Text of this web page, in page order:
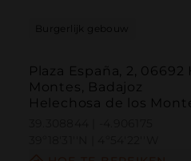
Burgerlijk gebouw
Plaza España, 2,
Montes, Badajoz
Helechosa de los